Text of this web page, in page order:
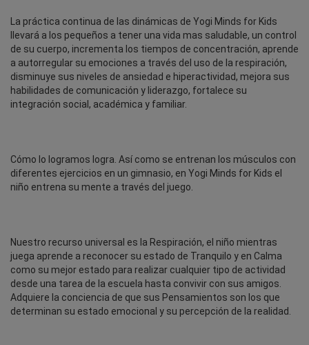
La práctica continua de las dinámicas de Yogi Minds for Kids
llevará a los pequeños a tener una vida mas saludable, un control
de su cuerpo, incrementa los tiempos de concentración, aprende
a autorregular su emociones a través del uso de la respiración,
disminuye sus niveles de ansiedad e hiperactividad, mejora sus
habilidades de comunicación y liderazgo, fortalece su
integración social, académica y familiar.
Cómo lo logramos logra. Así como se entrenan los músculos con
diferentes ejercicios en un gimnasio, en Yogi Minds for Kids el
niño entrena su mente a través del juego.
Nuestro recurso universal es la Respiración, el niño mientras
juega aprende a reconocer su estado de Tranquilo y en Calma
como su mejor estado para realizar cualquier tipo de actividad
desde una tarea de la escuela hasta convivir con sus amigos.
Adquiere la conciencia de que sus Pensamientos son los que
determinan su estado emocional y su percepción de la realidad.